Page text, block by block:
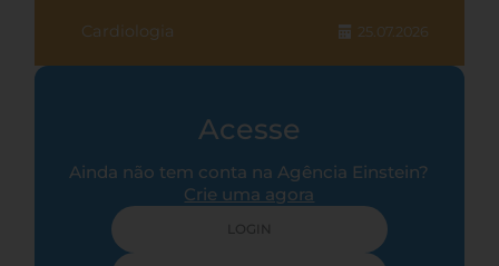
Cardiologia 25.07.2026
Acesse
Ainda não tem conta na Agência Einstein?
Crie uma agora